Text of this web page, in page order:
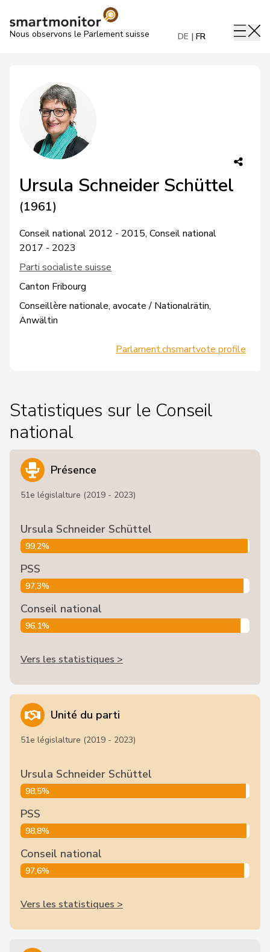
Nous observons le Parlement suisse DE FR
Ursula Schneider Schüttel
(1961)
Conseil national 2012 - 2015, Conseil national
2017 - 2023
Parti socialiste suisse
Canton Fribourg
Conseillère nationale, avocate / Nationalrätin,
Anwältin
Parlament.chsmartvote profile
Statistiques sur le Conseil
national
Présence
51e législalture (2019 - 2023)
Ursula Schneider Schüttel
99,2%
PSS
97,3%
Conseil national
96,1%
Vers les statistiques >
Unité du parti
51e législalture (2019 - 2023)
Ursula Schneider Schüttel
98,5%
PSS
98,8%
Conseil national
97,6%
Vers les statistiques >